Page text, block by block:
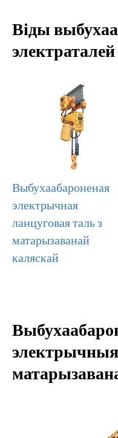
Віды
Выбухаабароненая
электрычная
ланцуговая таль з
матарызаванай
каляскай